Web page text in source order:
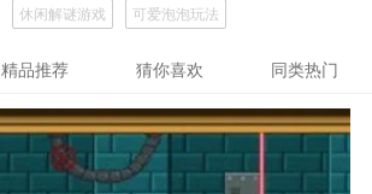
休闲解谜游戏 可爱泡泡玩法
精品推荐 猜你喜欢 同类热门